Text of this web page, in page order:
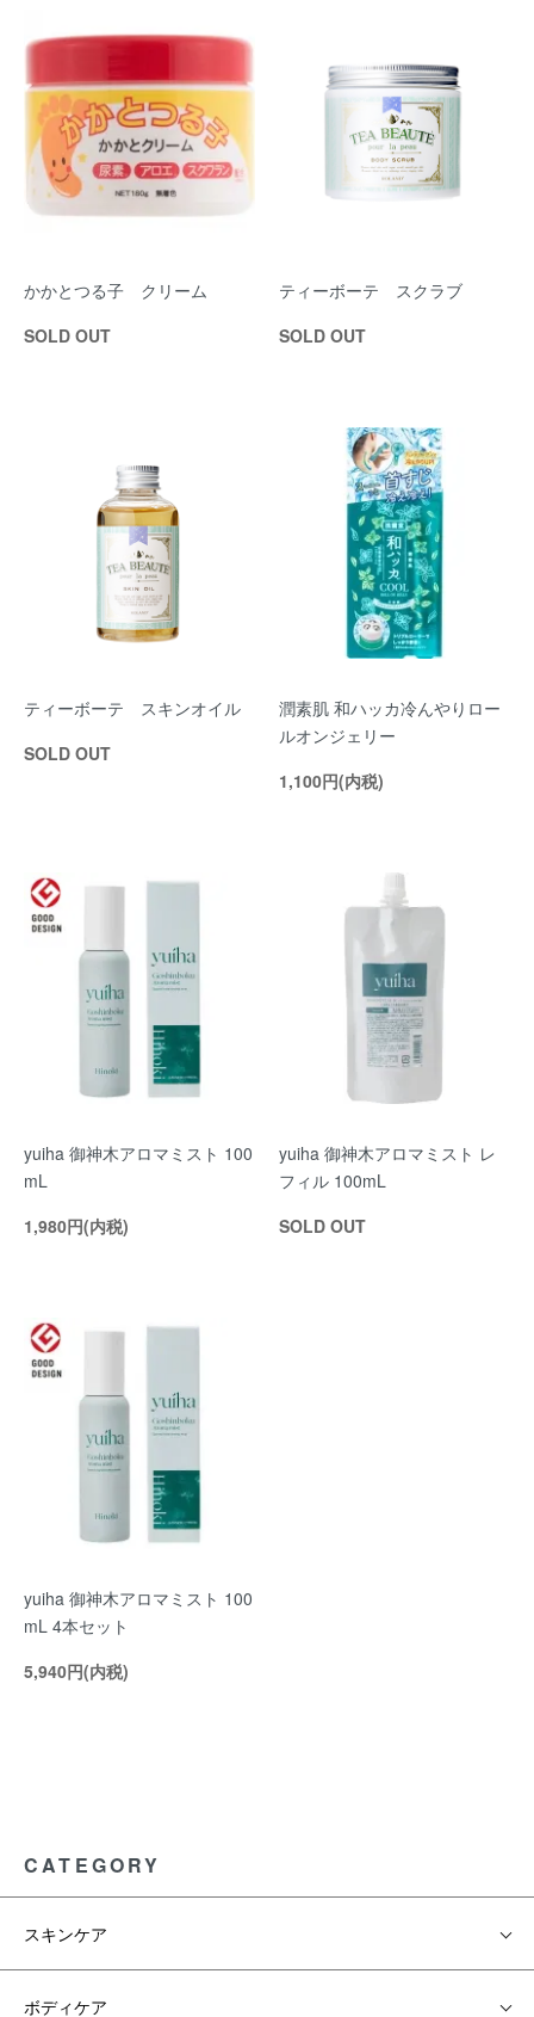
かかとつる子 クリーム
SOLD OUT
ティーボーテ スクラブ
SOLD OUT
ティーボーテ スキンオイル
SOLD OUT
潤素肌 和ハッカ冷んやりロー
ルオンジェリー
1,100円(内税)
yuiha 御神木アロマミスト 100
mL
1,980円(内税)
yuiha 御神木アロマミスト レ
フィル 100mL
SOLD OUT
yuiha 御神木アロマミスト 100
mL 4本セット
5,940円(内税)
CATEGORY
スキンケア
ボディケア